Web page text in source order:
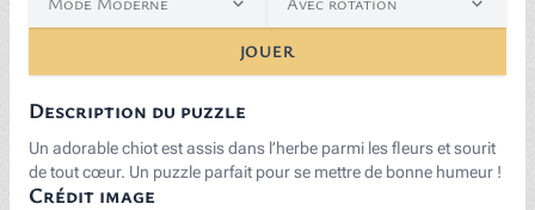
JOUER
Description du puzzle
Un adorable chiot est assis dans l’herbe parmi les fleurs et sourit
de tout cœur. Un puzzle parfait pour se mettre de bonne humeur !
Crédit image